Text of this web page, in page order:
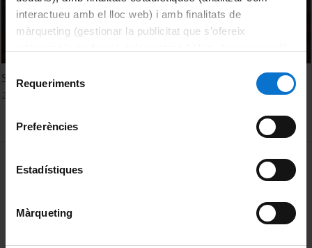
interactueu amb el lloc web) i amb finalitats de
màrqueting (gestionar la publicitat que s’ofereix
consultar laPolítica de galetes del lloc web de la
de Requeriments
Preferències
Estadístiques
Màrqueting
Sergi Astals: Residus i microplàstics
MENÚ PEU 1
Privadesa i termes